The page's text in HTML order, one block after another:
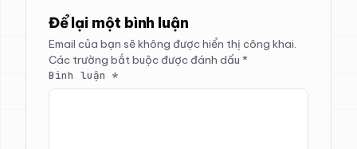
Để lại một bình luận
Email của bạn sẽ không được hiển thị công khai.
Các trường bắt buộc được đánh dấu *
Bình luận *